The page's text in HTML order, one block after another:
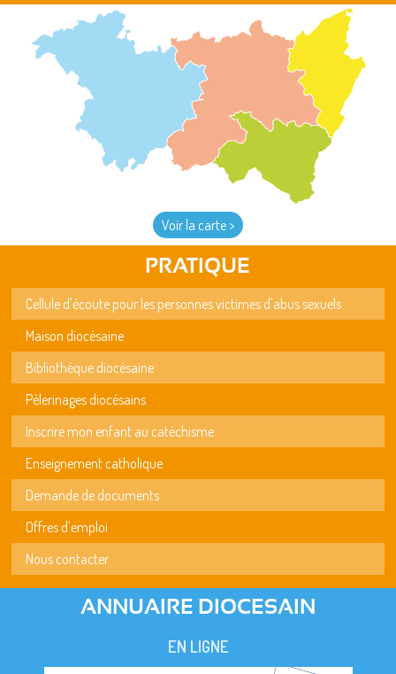
Voir la carte >
PRATIQUE
Cellule d'écoute pour les personnes victimes d'abus sexuels
Maison diocésaine
Bibliothèque diocésaine
Pèlerinages diocésains
Inscrire mon enfant au catéchisme
Enseignement catholique
Demande de documents
Offres d'emploi
Nous contacter
ANNUAIRE DIOCESAIN
EN LIGNE